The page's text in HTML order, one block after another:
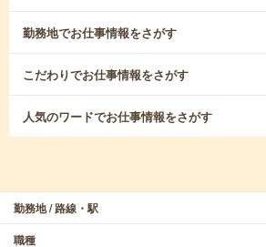
勤務地でお仕事情報をさがす
こだわりでお仕事情報をさがす
人気のワードでお仕事情報をさがす
勤務地 / 路線・駅
職種